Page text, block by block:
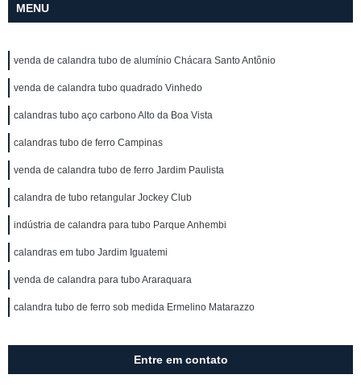
MENU
venda de calandra tubo de alumínio Chácara Santo Antônio
venda de calandra tubo quadrado Vinhedo
calandras tubo aço carbono Alto da Boa Vista
calandras tubo de ferro Campinas
venda de calandra tubo de ferro Jardim Paulista
calandra de tubo retangular Jockey Club
indústria de calandra para tubo Parque Anhembi
calandras em tubo Jardim Iguatemi
venda de calandra para tubo Araraquara
calandra tubo de ferro sob medida Ermelino Matarazzo
Entre em contato